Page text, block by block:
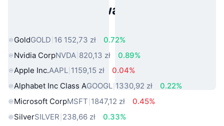
Popularne aktywa ze świata
GoldGOLD 16 152,73 zł
0.72%
Nvidia CorpNVDA 820,13 zł
0.89%
Apple Inc.AAPL 1159,15 zł
0.04%
Alphabet Inc Class AGOOGL 1330,92 zł
0.22%
Microsoft CorpMSFT 1847,12 zł
0.45%
SilverSILVER 238,66 zł 0.33%